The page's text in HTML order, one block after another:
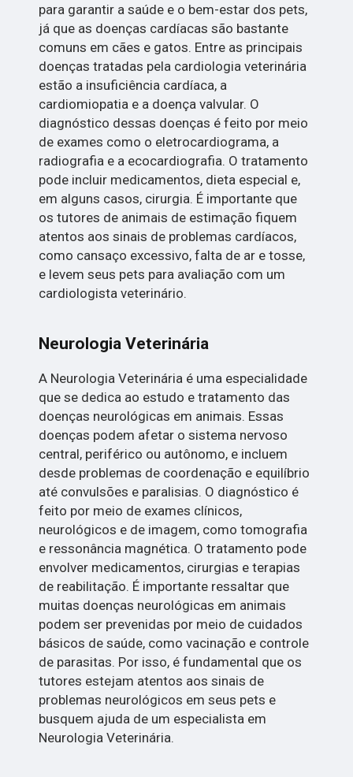
para garantir a saúde e o bem-estar dos pets,
já que as doenças cardíacas são bastante
comuns em cães e gatos. Entre as principais
doenças tratadas pela cardiologia veterinária
estão a insuficiência cardíaca, a
cardiomiopatia e a doença valvular. O
diagnóstico dessas doenças é feito por meio
de exames como o eletrocardiograma, a
radiografia e a ecocardiografia. O tratamento
pode incluir medicamentos, dieta especial e,
em alguns casos, cirurgia. É importante que
os tutores de animais de estimação fiquem
atentos aos sinais de problemas cardíacos,
como cansaço excessivo, falta de ar e tosse,
e levem seus pets para avaliação com um
cardiologista veterinário.
Neurologia Veterinária
A Neurologia Veterinária é uma especialidade
que se dedica ao estudo e tratamento das
doenças neurológicas em animais. Essas
doenças podem afetar o sistema nervoso
central, periférico ou autônomo, e incluem
desde problemas de coordenação e equilíbrio
até convulsões e paralisias. O diagnóstico é
feito por meio de exames clínicos,
neurológicos e de imagem, como tomografia
e ressonância magnética. O tratamento pode
envolver medicamentos, cirurgias e terapias
de reabilitação. É importante ressaltar que
muitas doenças neurológicas em animais
podem ser prevenidas por meio de cuidados
básicos de saúde, como vacinação e controle
de parasitas. Por isso, é fundamental que os
tutores estejam atentos aos sinais de
problemas neurológicos em seus pets e
busquem ajuda de um especialista em
Neurologia Veterinária.